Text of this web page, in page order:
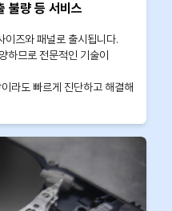
불량 등 서비스
이즈와 패널로 출시됩니다.
하므로 전문적인 기술이
라도 빠르게 진단하고 해결해